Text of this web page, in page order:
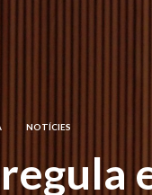
NOTÍCIES